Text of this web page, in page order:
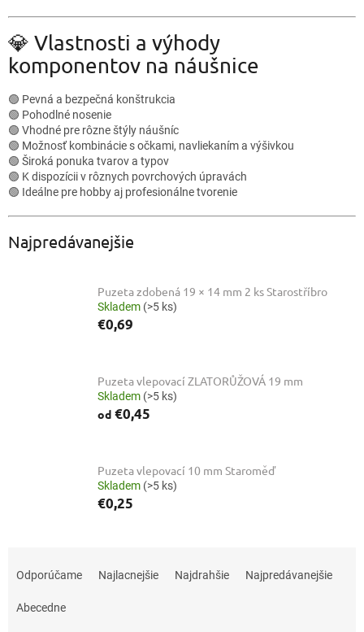
💎 Vlastnosti a výhody
komponentov na náušnice
🟢 Pevná a bezpečná konštrukcia
🟢 Pohodlné nosenie
🟢 Vhodné pre rôzne štýly náušníc
🟢 Možnosť kombinácie s očkami, navliekaním a výšivkou
🟢 Široká ponuka tvarov a typov
🟢 K dispozícii v rôznych povrchových úpravách
🟢 Ideálne pre hobby aj profesionálne tvorenie
Najpredávanejšie
Puzeta zdobená 19 × 14 mm 2 ks Starostříbro
Skladem (>5 ks)
€0,69
Puzeta vlepovací ZLATORŮŽOVÁ 19 mm
Skladem (>5 ks)
od €0,45
Puzeta vlepovací 10 mm Staroměď
Skladem (>5 ks)
€0,25
Odporúčame Najlacnejšie Najdrahšie Najpredávanejšie
Abecedne